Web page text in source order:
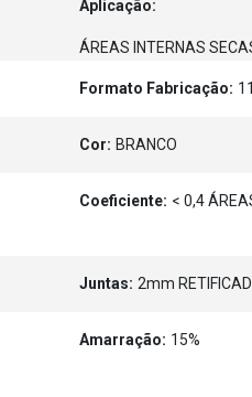
Aplicação:
ÁREAS INTERNAS
Formato Fabricação:
Cor: BRANCO
Coeficiente: < 0,4
Juntas: 2mm
Amarração: 15%